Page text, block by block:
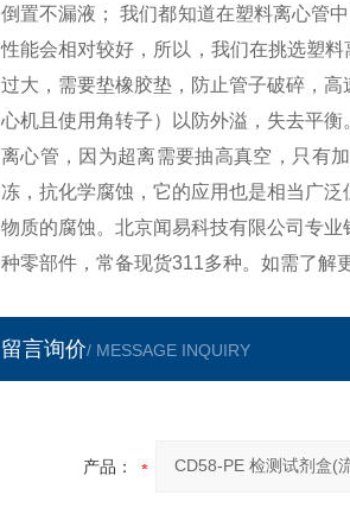
倒置不漏液； 我们都知道在塑料离心管
性能会相对较好，所以，我们在挑选塑
过大，需要垫橡胶垫，防止管子破碎，
心机且使用角转子）以防外溢，失去平
离心管，因为超离需要抽高真空，只有
冻，抗化学腐蚀，它的应用也是相当广
物质的腐蚀。北京闻易科技有限公司专
种零部件，常备现货311多种。如需了解
留言询价/ MESSAGE INQUIRY
产品：